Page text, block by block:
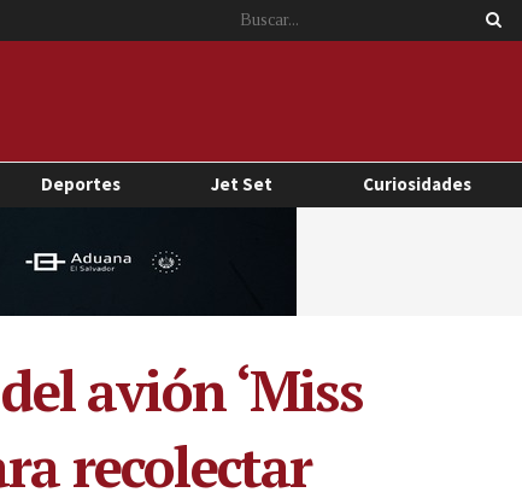
Deportes Jet Set Curiosidades
avión ‘Miss
recolectar